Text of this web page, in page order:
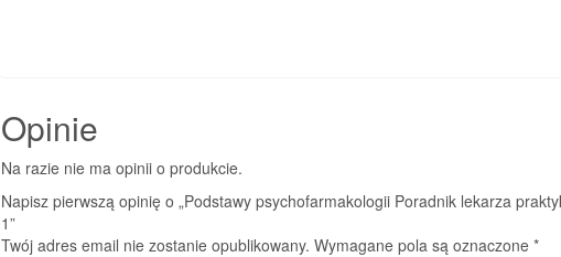
Opinie
Na razie nie ma opinii o produkcie.
Napisz pierwszą opinię o „Podstawy psychofarmakologii Poradnik lekarza
1”
Twój adres email nie zostanie opublikowany. Wymagane pola są oznaczone *